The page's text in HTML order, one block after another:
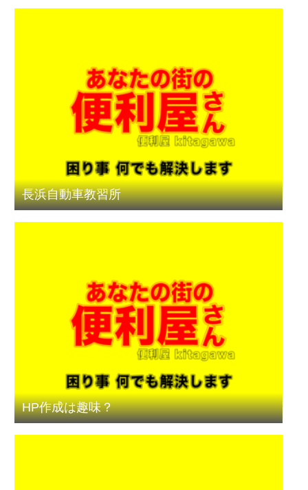
長浜自動車教習所
HP作成は趣味？